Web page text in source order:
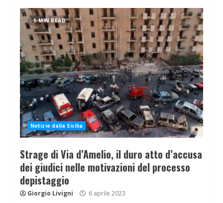
5 MIN READ
Notizie dalla Sicilia
Strage di Via d’Amelio, il duro atto d’accusa
dei giudici nelle motivazioni del processo
depistaggio
Giorgio Livigni 6 aprile 2023